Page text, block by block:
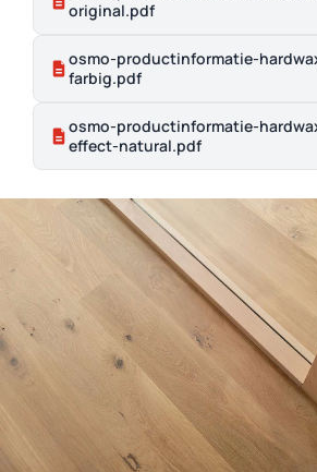
original.pdf
osmo-productinformatie-
farbig.pdf
osmo-productinformatie-
effect-natural.pdf